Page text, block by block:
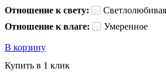
Отношение к свету:
Светлолюбивая
Отношение к влаге:
Умеренное
В корзину
Купить в 1 клик